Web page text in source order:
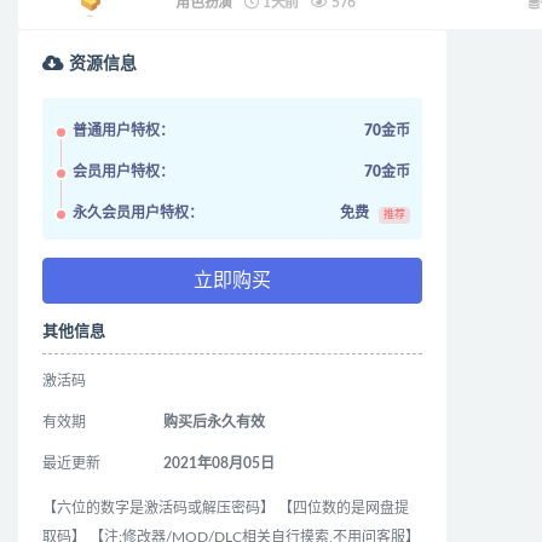
角色扮演 1天前 576
资源信息
普通用户特权： 70金币
会员用户特权： 70金币
永久会员用户特权： 免费 推荐
立即购买
其他信息
激活码
有效期 购买后永久有效
最近更新 2021年08月05日
【六位的数字是激活码或解压密码】 【四位数的是网盘提
取码】 【注:修改器/MOD/DLC相关自行摸索,不用问客服】